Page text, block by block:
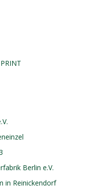
Berlin e.V.
in Reinickendorf